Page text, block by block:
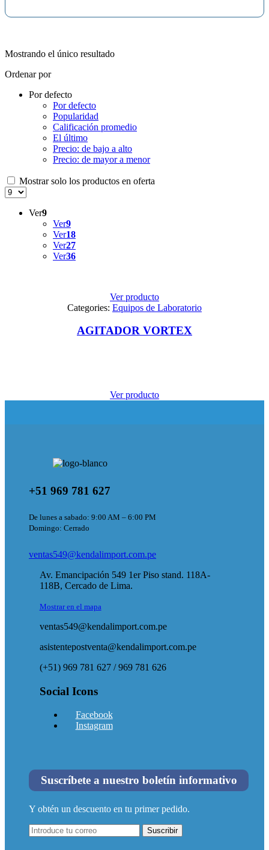
Mostrando el único resultado
Ordenar por
Por defecto
Por defecto
Popularidad
Calificación promedio
El último
Precio: de bajo a alto
Precio: de mayor a menor
Mostrar solo los productos en oferta
Ver9
Ver9
Ver18
Ver27
Ver36
Ver producto
Categories: Equipos de Laboratorio
AGITADOR VORTEX
Ver producto
+51 969 781 627
De lunes a sabado: 9:00 AM – 6:00 PM
Domingo: Cerrado
ventas549@kendalimport.com.pe
Av. Emancipación 549 1er Piso stand. 118A-
118B, Cercado de Lima.
Mostrar en el mapa
ventas549@kendalimport.com.pe
asistentepostventa@kendalimport.com.pe
(+51) 969 781 627 / 969 781 626
Social Icons
Facebook
Instagram
Suscríbete a nuestro boletín informativo
Y obtén un descuento en tu primer pedido.
Suscribir